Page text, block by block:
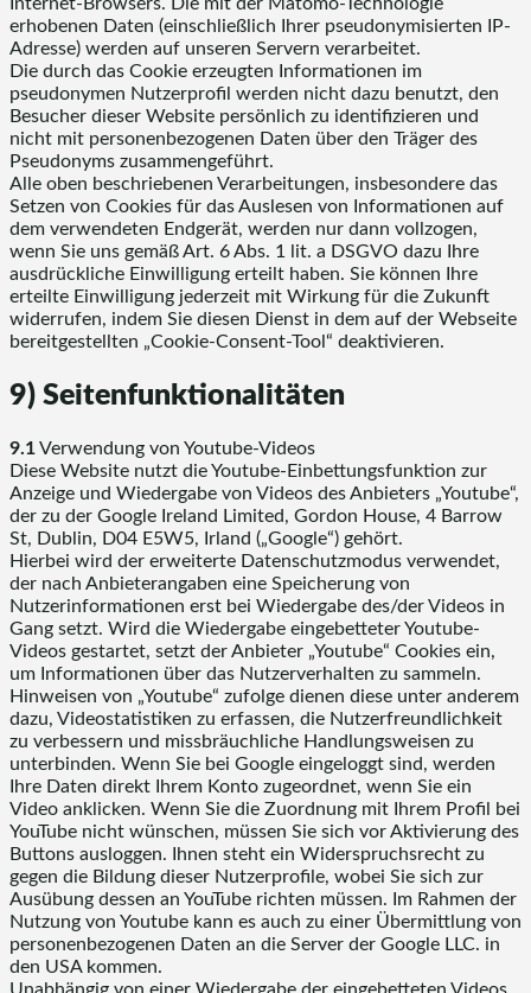
Internet-Browsers. Die mit der Matomo-Technologie
erhobenen Daten (einschließlich Ihrer pseudonymisierten IP-
Adresse) werden auf unseren Servern verarbeitet.
Die durch das Cookie erzeugten Informationen im
pseudonymen Nutzerprofil werden nicht dazu benutzt, den
Besucher dieser Website persönlich zu identifizieren und
nicht mit personenbezogenen Daten über den Träger des
Pseudonyms zusammengeführt.
Alle oben beschriebenen Verarbeitungen, insbesondere das
Setzen von Cookies für das Auslesen von Informationen auf
dem verwendeten Endgerät, werden nur dann vollzogen,
wenn Sie uns gemäß Art. 6 Abs. 1 lit. a DSGVO dazu Ihre
ausdrückliche Einwilligung erteilt haben. Sie können Ihre
erteilte Einwilligung jederzeit mit Wirkung für die Zukunft
widerrufen, indem Sie diesen Dienst in dem auf der Webseite
bereitgestellten „Cookie-Consent-Tool“ deaktivieren.
9) Seitenfunktionalitäten
9.1Verwendung von Youtube-Videos
Diese Website nutzt die Youtube-Einbettungsfunktion zur
Anzeige und Wiedergabe von Videos des Anbieters „Youtube“,
der zu der Google Ireland Limited, Gordon House, 4 Barrow
St, Dublin, D04 E5W5, Irland („Google“) gehört.
Hierbei wird der erweiterte Datenschutzmodus verwendet,
der nach Anbieterangaben eine Speicherung von
Nutzerinformationen erst bei Wiedergabe des/der Videos in
Gang setzt. Wird die Wiedergabe eingebetteter Youtube-
Videos gestartet, setzt der Anbieter „Youtube“ Cookies ein,
um Informationen über das Nutzerverhalten zu sammeln.
Hinweisen von „Youtube“ zufolge dienen diese unter anderem
dazu, Videostatistiken zu erfassen, die Nutzerfreundlichkeit
zu verbessern und missbräuchliche Handlungsweisen zu
unterbinden. Wenn Sie bei Google eingeloggt sind, werden
Ihre Daten direkt Ihrem Konto zugeordnet, wenn Sie ein
Video anklicken. Wenn Sie die Zuordnung mit Ihrem Profil bei
YouTube nicht wünschen, müssen Sie sich vor Aktivierung des
Buttons ausloggen. Ihnen steht ein Widerspruchsrecht zu
gegen die Bildung dieser Nutzerprofile, wobei Sie sich zur
Ausübung dessen an YouTube richten müssen. Im Rahmen der
Nutzung von Youtube kann es auch zu einer Übermittlung von
personenbezogenen Daten an die Server der Google LLC. in
den USA kommen.